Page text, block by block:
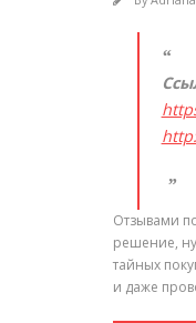
Отзывами
решение,
тайных
и даже